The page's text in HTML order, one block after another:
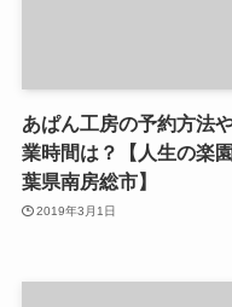
あぱん工房の予約方法
業時間は？【人生の楽
葉県南房総市】
2019年3月1日